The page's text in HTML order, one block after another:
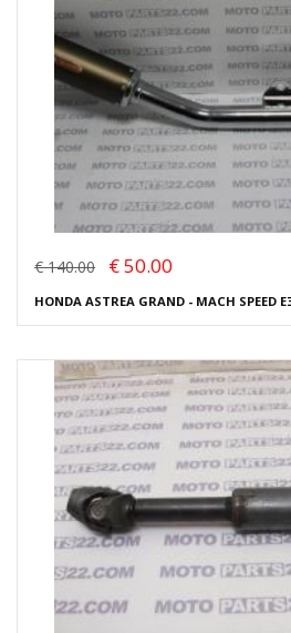
€ 140.00 € 50.00
HONDA ASTREA GRAND - MACH SPEED